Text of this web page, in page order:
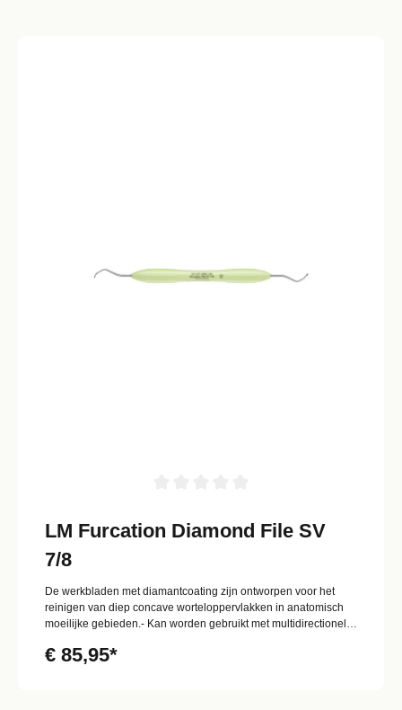
LM Furcation Diamond File SV
7/8
De werkbladen met diamantcoating zijn ontworpen voor het
reinigen van diep concave worteloppervlakken in anatomisch
moeilijke gebieden.- Kan worden gebruikt met multidirectionele
furcatielaesies
€ 85,95*